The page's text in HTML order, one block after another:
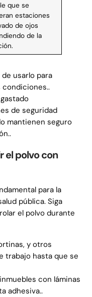
que se
estaciones
de ojos
de la
usarlo para
condiciones..
de seguridad
mantienen seguro
el polvo con
para la
pública. Siga
el polvo durante
y otros
trabajo hasta que se
con láminas
adhesiva..